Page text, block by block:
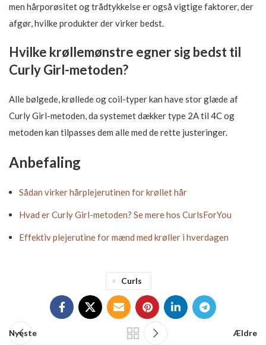
men hårporøsitet og trådtykkelse er også vigtige faktorer, der
afgør, hvilke produkter der virker bedst.
Hvilke krøllemønstre egner sig bedst til
Curly Girl-metoden?
Alle bølgede, krøllede og coil-typer kan have stor glæde af
Curly Girl-metoden, da systemet dækker type 2A til 4C og
metoden kan tilpasses dem alle med de rette justeringer.
Anbefaling
Sådan virker hårplejerutinen for krøllet hår
Hvad er Curly Girl-metoden? Se mere hos CurlsForYou
Effektiv plejerutine for mænd med krøller i hverdagen
Curls
Nyeste Ældre